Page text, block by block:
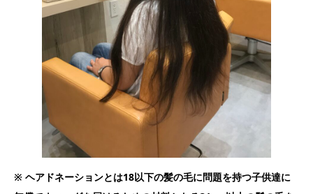
※ ヘアドネーションとは18以下の髪の毛に問題を持つ子供達に